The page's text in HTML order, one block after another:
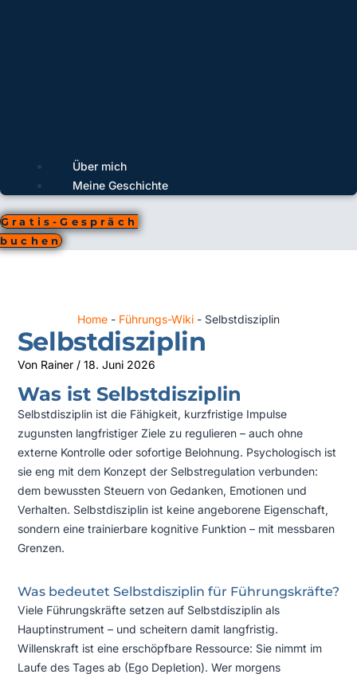
Über mich
Meine Geschichte
Gratis-Gespräch
buchen
Home - Führungs-Wiki - Selbstdisziplin
Selbstdisziplin
Von Rainer / 18. Juni 2026
Was ist Selbstdisziplin
Selbstdisziplin ist die Fähigkeit, kurzfristige Impulse
zugunsten langfristiger Ziele zu regulieren – auch ohne
externe Kontrolle oder sofortige Belohnung. Psychologisch ist
sie eng mit dem Konzept der Selbstregulation verbunden:
dem bewussten Steuern von Gedanken, Emotionen und
Verhalten. Selbstdisziplin ist keine angeborene Eigenschaft,
sondern eine trainierbare kognitive Funktion – mit messbaren
Grenzen.
Was bedeutet Selbstdisziplin für Führungskräfte?
Viele Führungskräfte setzen auf Selbstdisziplin als
Hauptinstrument – und scheitern damit langfristig.
Willenskraft ist eine erschöpfbare Ressource: Sie nimmt im
Laufe des Tages ab (Ego Depletion). Wer morgens